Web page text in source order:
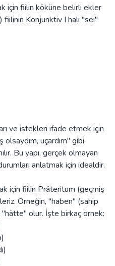
için fiilin köküne belirli ekler
fiilinin Konjunktiv I hali "sei"
ve istekleri ifade etmek için
olsaydım, uçardım" gibi
Bu yapı, gerçek olmayan
anlatmak için idealdir.
için fiilin Präteritum (geçmiş
Örneğin, "haben" (sahip
olur. İşte birkaç örnek: